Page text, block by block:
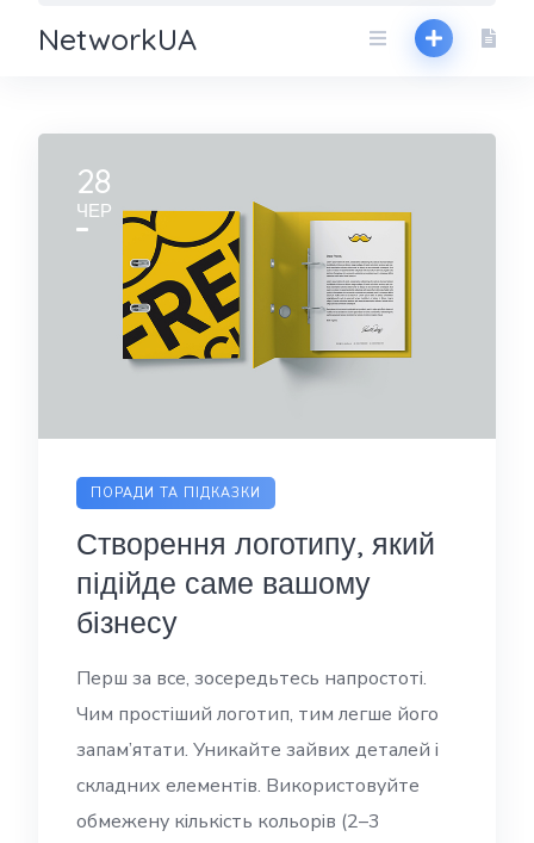
NetworkUA
28
ЧЕР
ПОРАДИ ТА ПІДКАЗКИ
Створення логотипу, який
підійде саме вашому
бізнесу
Перш за все, зосередьтесь напростоті.
Чим простіший логотип, тим легше його
запам’ятати. Уникайте зайвих деталей і
складних елементів. Використовуйте
обмежену кількість кольорів (2–3